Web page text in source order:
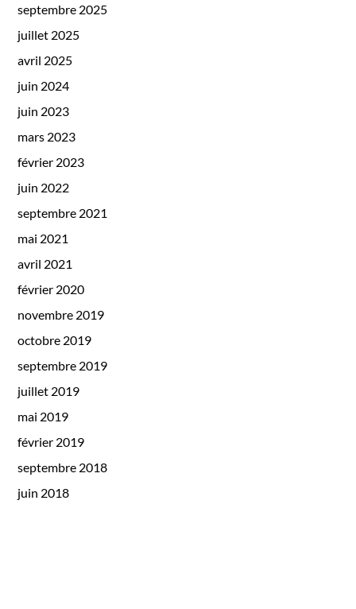
septembre 2025
juillet 2025
avril 2025
juin 2024
juin 2023
mars 2023
février 2023
juin 2022
septembre 2021
mai 2021
avril 2021
février 2020
novembre 2019
octobre 2019
septembre 2019
juillet 2019
mai 2019
février 2019
septembre 2018
juin 2018